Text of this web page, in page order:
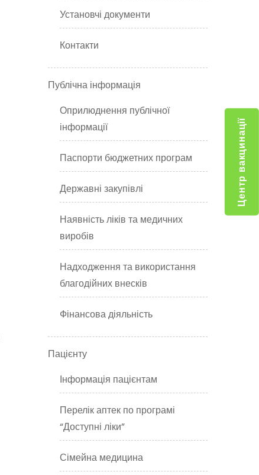
Установчі документи
Контакти
Публічна інформація
Оприлюднення публічної
інформації
Паспорти бюджетних програм
Державні закупівлі
Наявність ліків та медичних
виробів
Надходження та використання
благодійних внесків
Фінансова діяльність
Пацієнту
Інформація пацієнтам
Перелік аптек по програмі
“Доступні ліки”
Сімейна медицина
Центр вакцинації